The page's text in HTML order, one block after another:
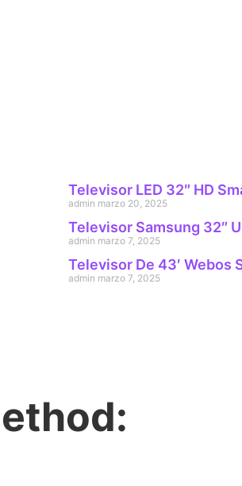
Televisor LED 32″ HD
admin marzo 20, 2025
Televisor Samsung 32″
admin marzo 7, 2025
Televisor De 43′ Webos
admin marzo 7, 2025